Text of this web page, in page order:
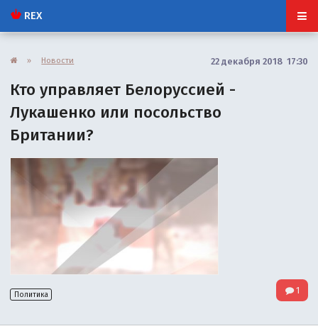
REX
» Новости 22 декабря 2018 17:30
Кто управляет Белоруссией -
Лукашенко или посольство
Британии?
Политика 1